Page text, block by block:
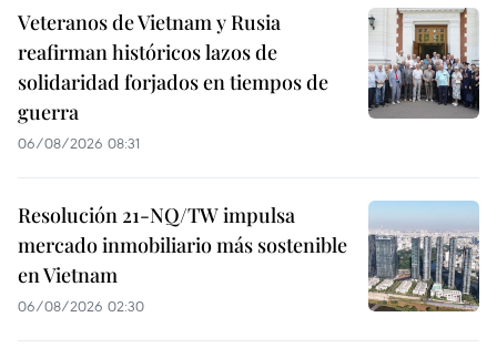
Veteranos de Vietnam y Rusia
reafirman históricos lazos de
solidaridad forjados en tiempos de
guerra
06/08/2026 08:31
Resolución 21-NQ/TW impulsa
mercado inmobiliario más sostenible
en Vietnam
06/08/2026 02:30